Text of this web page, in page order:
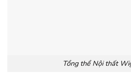
Tổng thể Nội thất